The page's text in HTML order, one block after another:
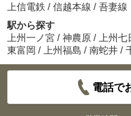
上信電鉄 / 信越本線 / 吾妻線
駅から探す
上州一ノ宮 / 神農原 / 上州
東富岡 / 上州福島 / 南蛇井 /
電話で